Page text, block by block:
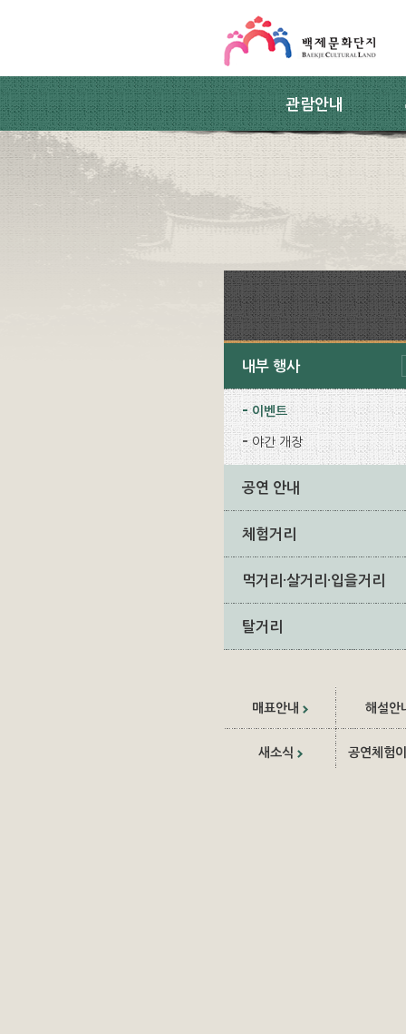
관람안내
내부 행사
이벤트
야간 개장
공연 안내
체험거리
먹거리·살거리·입을거리
탈거리
매표안내 해설안
새소식 공연체험